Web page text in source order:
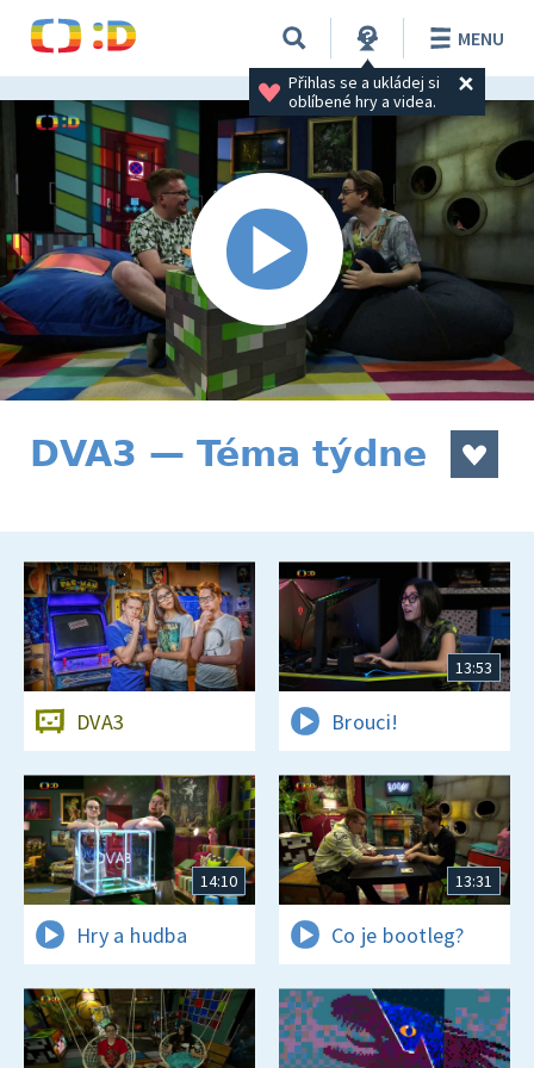
Přihlas se a ukládej si
oblíbené hry a videa.
MENU
DVA3 — Téma týdne
DVA3
13:53
Brouci!
14:10
Hry a hudba
13:31
Co je bootleg?